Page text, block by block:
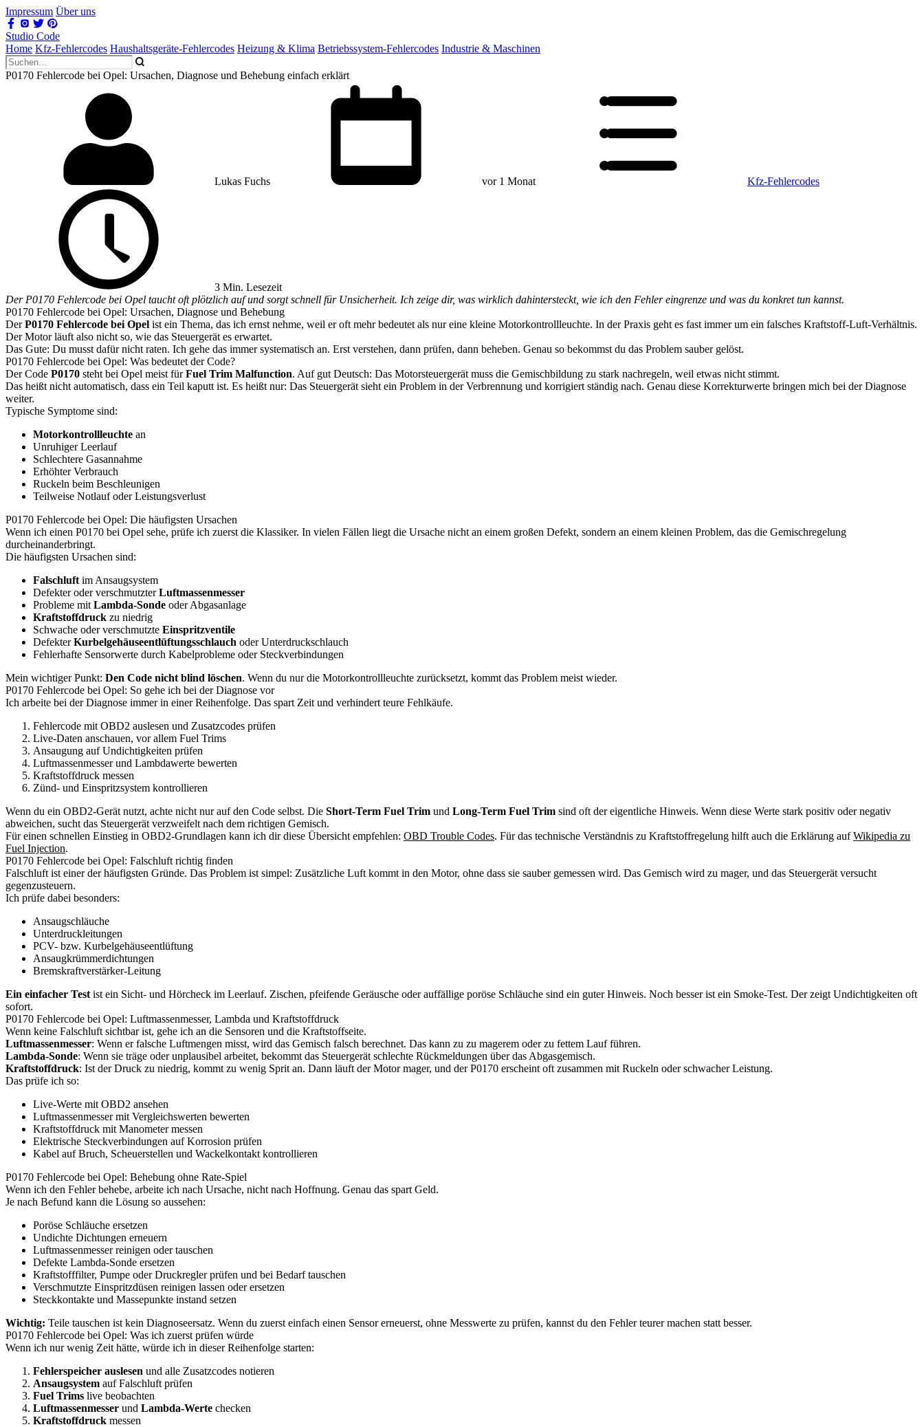
Impressum Über uns
Studio Code
Home Kfz-Fehlercodes Haushaltsgeräte-Fehlercodes Heizung & Klima Betriebssystem-Fehlercodes Industrie & Maschinen
P0170 Fehlercode bei Opel: Ursachen, Diagnose und Behebung einfach erklärt
Lukas Fuchs vor 1 Monat Kfz-Fehlercodes
3 Min. Lesezeit
Der P0170 Fehlercode bei Opel taucht oft plötzlich auf und sorgt schnell für Unsicherheit. Ich zeige dir, was wirklich dahintersteckt, wie ich den Fehler eingrenze und was du konkret tun kannst.
P0170 Fehlercode bei Opel: Ursachen, Diagnose und Behebung
DerP0170 Fehlercode bei Opel ist ein Thema, das ich ernst nehme, weil er oft mehr bedeutet als nur eine kleine Motorkontrollleuchte. In der Praxis geht es fast immer um ein falsches Kraftstoff-Luft-Verhältnis.
Der Motor läuft also nicht so, wie das Steuergerät es erwartet.
Das Gute: Du musst dafür nicht raten. Ich gehe das immer systematisch an. Erst verstehen, dann prüfen, dann beheben. Genau so bekommst du das Problem sauber gelöst.
P0170 Fehlercode bei Opel: Was bedeutet der Code?
Der Code P0170 steht bei Opel meist fürFuel Trim Malfunction. Auf gut Deutsch: Das Motorsteuergerät muss die Gemischbildung zu stark nachregeln, weil etwas nicht stimmt.
Das heißt nicht automatisch, dass ein Teil kaputt ist. Es heißt nur: Das Steuergerät sieht ein Problem in der Verbrennung und korrigiert ständig nach. Genau diese Korrekturwerte bringen mich bei der Diagnose
weiter.
Typische Symptome sind:
Motorkontrollleuchte an
Unruhiger Leerlauf
Schlechtere Gasannahme
Erhöhter Verbrauch
Ruckeln beim Beschleunigen
Teilweise Notlauf oder Leistungsverlust
P0170 Fehlercode bei Opel: Die häufigsten Ursachen
Wenn ich einen P0170 bei Opel sehe, prüfe ich zuerst die Klassiker. In vielen Fällen liegt die Ursache nicht an einem großen Defekt, sondern an einem kleinen Problem, das die Gemischregelung
durcheinanderbringt.
Die häufigsten Ursachen sind:
Falschluft im Ansaugsystem
Defekter oder verschmutzterLuftmassenmesser
Probleme mit Lambda-Sonde oder Abgasanlage
Kraftstoffdruck zu niedrig
Schwache oder verschmutzte Einspritzventile
DefekterKurbelgehäuseentlüftungsschlauch oder Unterdruckschlauch
Fehlerhafte Sensorwerte durch Kabelprobleme oder Steckverbindungen
Mein wichtiger Punkt: Den Code nicht blind löschen. Wenn du nur die Motorkontrollleuchte zurücksetzt, kommt das Problem meist wieder.
P0170 Fehlercode bei Opel: So gehe ich bei der Diagnose vor
Ich arbeite bei der Diagnose immer in einer Reihenfolge. Das spart Zeit und verhindert teure Fehlkäufe.
Fehlercode mit OBD2 auslesen und Zusatzcodes prüfen
Live-Daten anschauen, vor allem Fuel Trims
Ansaugung auf Undichtigkeiten prüfen
Luftmassenmesser und Lambdawerte bewerten
Kraftstoffdruck messen
Zünd- und Einspritzsystem kontrollieren
Wenn du ein OBD2-Gerät nutzt, achte nicht nur auf den Code selbst. Die Short-Term Fuel Trim und Long-Term Fuel Trim sind oft der eigentliche Hinweis. Wenn diese Werte stark positiv oder negativ
abweichen, sucht das Steuergerät verzweifelt nach dem richtigen Gemisch.
Für einen schnellen Einstieg in OBD2-Grundlagen kann ich dir diese Übersicht empfehlen: OBD Trouble Codes. Für das technische Verständnis zu Kraftstoffregelung hilft auch die Erklärung aufWikipedia zu
Fuel Injection.
P0170 Fehlercode bei Opel: Falschluft richtig finden
Falschluft ist einer der häufigsten Gründe. Das Problem ist simpel: Zusätzliche Luft kommt in den Motor, ohne dass sie sauber gemessen wird. Das Gemisch wird zu mager, und das Steuergerät versucht
gegenzusteuern.
Ich prüfe dabei besonders:
Ansaugschläuche
Unterdruckleitungen
PCV- bzw. Kurbelgehäuseentlüftung
Ansaugkrümmerdichtungen
Bremskraftverstärker-Leitung
Ein einfacher Test ist ein Sicht- und Hörcheck im Leerlauf. Zischen, pfeifende Geräusche oder auffällige poröse Schläuche sind ein guter Hinweis. Noch besser ist ein Smoke-Test. Der zeigt Undichtigkeiten oft
sofort.
P0170 Fehlercode bei Opel: Luftmassenmesser, Lambda und Kraftstoffdruck
Wenn keine Falschluft sichtbar ist, gehe ich an die Sensoren und die Kraftstoffseite.
Luftmassenmesser: Wenn er falsche Luftmengen misst, wird das Gemisch falsch berechnet. Das kann zu zu magerem oder zu fettem Lauf führen.
Lambda-Sonde: Wenn sie träge oder unplausibel arbeitet, bekommt das Steuergerät schlechte Rückmeldungen über das Abgasgemisch.
Kraftstoffdruck: Ist der Druck zu niedrig, kommt zu wenig Sprit an. Dann läuft der Motor mager, und der P0170 erscheint oft zusammen mit Ruckeln oder schwacher Leistung.
Das prüfe ich so:
Live-Werte mit OBD2 ansehen
Luftmassenmesser mit Vergleichswerten bewerten
Kraftstoffdruck mit Manometer messen
Elektrische Steckverbindungen auf Korrosion prüfen
Kabel auf Bruch, Scheuerstellen und Wackelkontakt kontrollieren
P0170 Fehlercode bei Opel: Behebung ohne Rate-Spiel
Wenn ich den Fehler behebe, arbeite ich nach Ursache, nicht nach Hoffnung. Genau das spart Geld.
Je nach Befund kann die Lösung so aussehen:
Poröse Schläuche ersetzen
Undichte Dichtungen erneuern
Luftmassenmesser reinigen oder tauschen
Defekte Lambda-Sonde ersetzen
Kraftstofffilter, Pumpe oder Druckregler prüfen und bei Bedarf tauschen
Verschmutzte Einspritzdüsen reinigen lassen oder ersetzen
Steckkontakte und Massepunkte instand setzen
Wichtig: Teile tauschen ist kein Diagnoseersatz. Wenn du zuerst einfach einen Sensor erneuerst, ohne Messwerte zu prüfen, kannst du den Fehler teurer machen statt besser.
P0170 Fehlercode bei Opel: Was ich zuerst prüfen würde
Wenn ich nur wenig Zeit hätte, würde ich in dieser Reihenfolge starten:
Fehlerspeicher auslesen und alle Zusatzcodes notieren
Ansaugsystem auf Falschluft prüfen
Fuel Trims live beobachten
Luftmassenmesser und Lambda-Werte checken
Kraftstoffdruck messen